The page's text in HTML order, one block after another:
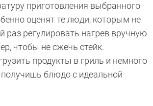
приготовления выбранного
оценят те люди, которым не
раз регулировать нагрев вручную
чтобы не сжечь стейк.
продукты в гриль и немного
блюдо с идеальной